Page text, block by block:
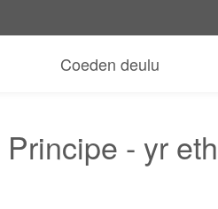
Coeden deulu
- yr